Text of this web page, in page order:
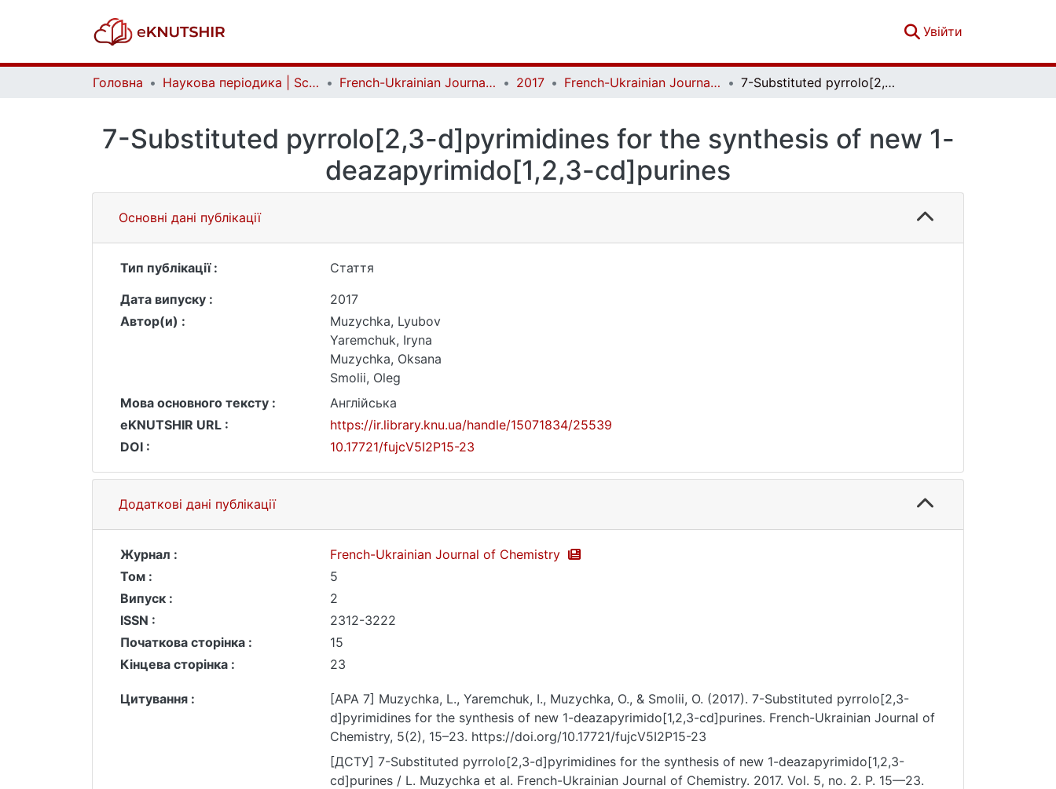
Увійти
Головна Наукова періодика | Scientific periodicals French-Ukrainian Journal of Chemistry 2017 French-Ukrainian Journal of Chemistry. Vol. 5 No. 2 7-Substituted pyrrolo[2,3-d]pyrimidines for the synthesis of new 1-deazapyrimido[1,2,3-cd]purines
7-Substituted pyrrolo[2,3-d]pyrimidines for the synthesis of new 1-
deazapyrimido[1,2,3-cd]purines
Основні дані публікації
Тип публікації :
Стаття
Дата випуску :
2017
Автор(и) :
Muzychka, Lyubov
Yaremchuk, Iryna
Muzychka, Oksana
Smolii, Oleg
Мова основного тексту :
Англійська
eKNUTSHIR URL :
https://ir.library.knu.ua/handle/15071834/25539
DOI :
10.17721/fujcV5I2P15-23
Додаткові дані публікації
Журнал :
French-Ukrainian Journal of Chemistry
Том :
5
Випуск :
2
ISSN :
2312-3222
Початкова сторінка :
15
Кінцева сторінка :
23
Цитування :
[APA 7] Muzychka, L., Yaremchuk, I., Muzychka, O., & Smolii, O. (2017). 7-Substituted pyrrolo[2,3-
d]pyrimidines for the synthesis of new 1-deazapyrimido[1,2,3-cd]purines. French-Ukrainian Journal of
Chemistry, 5(2), 15–23. https://doi.org/10.17721/fujcV5I2P15-23
[ДСТУ] 7-Substituted pyrrolo[2,3-d]pyrimidines for the synthesis of new 1-deazapyrimido[1,2,3-
cd]purines / L. Muzychka et al. French-Ukrainian Journal of Chemistry. 2017. Vol. 5, no. 2. P. 15—23.